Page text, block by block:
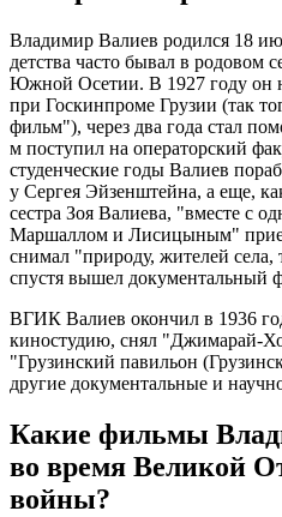
Владимир Валиев родился 18
детства часто бывал в родовом
Южной Осетии. В 1927 году он
при Госкинпроме Грузии (так
фильм"), через два года стал
м поступил на операторский
студенческие годы Валиев
у Сергея Эйзенштейна, а еще,
сестра Зоя Валиева, "вместе с
Маршаллом и Лисицыным"
снимал "природу, жителей села,
спустя вышел документальный
ВГИК Валиев окончил в 1936
киностудию, снял "Джимарай-
"Грузинский павильон
другие документальные и
Какие фильмы
во время Великой
войны?